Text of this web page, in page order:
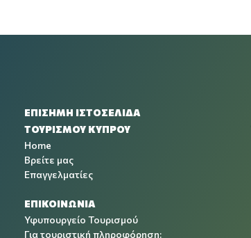
ΕΠΙΣΗΜΗ ΙΣΤΟΣΕΛΙΔΑ
ΤΟΥΡΙΣΜΟΥ ΚΥΠΡΟΥ
Home
Βρείτε μας
Επαγγελματίες
ΕΠΙΚΟΙΝΩΝΙΑ
Υφυπουργείο Τουρισμού
Για τουριστική πληροφόρηση: